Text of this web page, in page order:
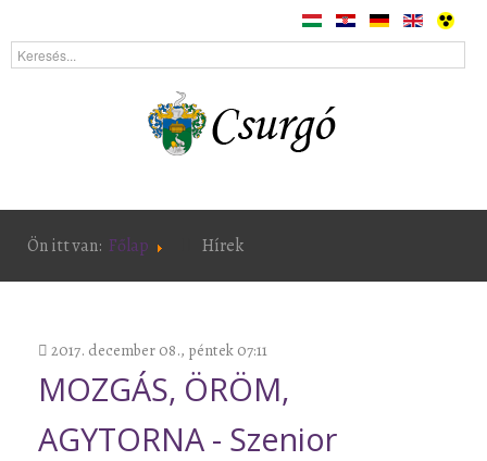
Ön itt van: Főlap Hírek
2017. december 08., péntek 07:11
MOZGÁS, ÖRÖM,
AGYTORNA - Szenior